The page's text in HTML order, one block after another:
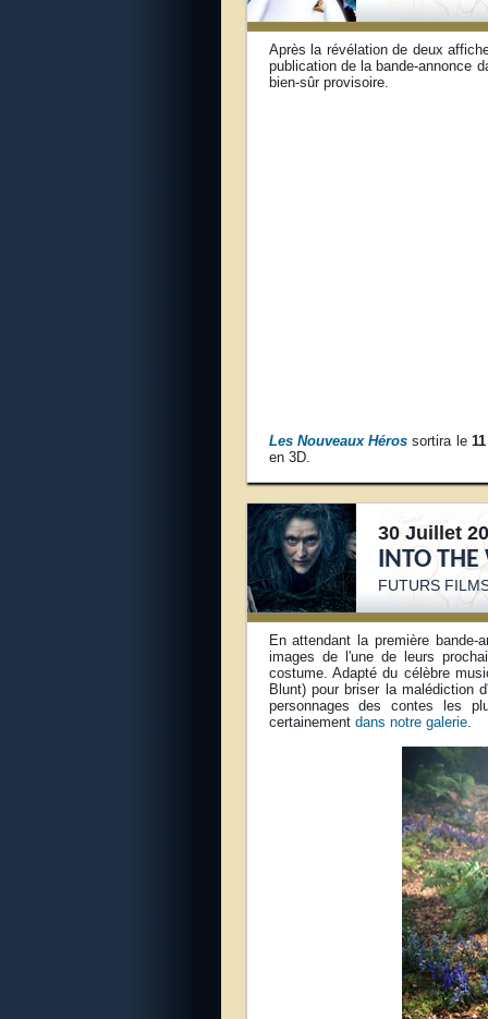
Après la révélation de deux
publication de la bande-annonce
bien-sûr provisoire.
Les Nouveaux Héros sortira le
en 3D.
30 Juillet
INTO
FUTURS
En attendant la première
images de l'une de leurs
costume. Adapté du célèbre
Blunt) pour briser la malédiction
personnages des contes les
certainement dans notre galerie.